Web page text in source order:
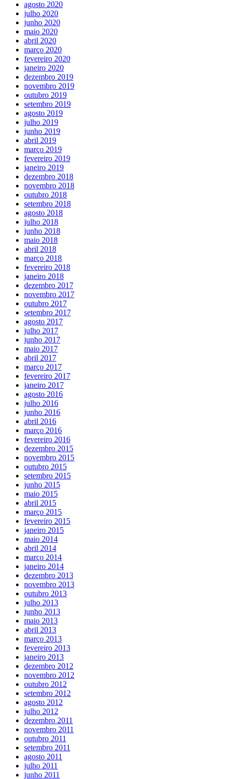
agosto 2020
julho 2020
junho 2020
maio 2020
abril 2020
março 2020
fevereiro 2020
janeiro 2020
dezembro 2019
novembro 2019
outubro 2019
setembro 2019
agosto 2019
julho 2019
junho 2019
abril 2019
março 2019
fevereiro 2019
janeiro 2019
dezembro 2018
novembro 2018
outubro 2018
setembro 2018
agosto 2018
julho 2018
junho 2018
maio 2018
abril 2018
março 2018
fevereiro 2018
janeiro 2018
dezembro 2017
novembro 2017
outubro 2017
setembro 2017
agosto 2017
julho 2017
junho 2017
maio 2017
abril 2017
março 2017
fevereiro 2017
janeiro 2017
agosto 2016
julho 2016
junho 2016
abril 2016
março 2016
fevereiro 2016
dezembro 2015
novembro 2015
outubro 2015
setembro 2015
junho 2015
maio 2015
abril 2015
março 2015
fevereiro 2015
janeiro 2015
maio 2014
abril 2014
março 2014
janeiro 2014
dezembro 2013
novembro 2013
outubro 2013
julho 2013
junho 2013
maio 2013
abril 2013
março 2013
fevereiro 2013
janeiro 2013
dezembro 2012
novembro 2012
outubro 2012
setembro 2012
agosto 2012
julho 2012
dezembro 2011
novembro 2011
outubro 2011
setembro 2011
agosto 2011
julho 2011
junho 2011